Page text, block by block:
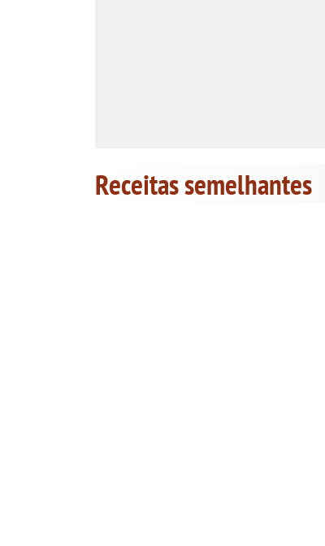
Receitas semelhantes